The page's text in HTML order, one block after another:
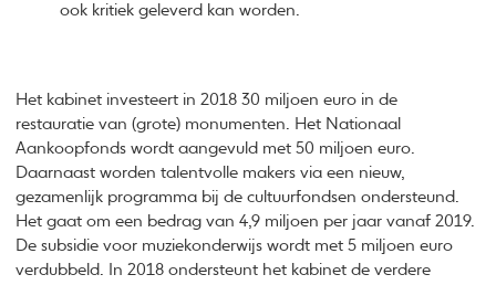
ook kritiek geleverd kan worden.
Het kabinet investeert in 2018 30 miljoen euro in de
restauratie van (grote) monumenten. Het Nationaal
Aankoopfonds wordt aangevuld met 50 miljoen euro.
Daarnaast worden talentvolle makers via een nieuw,
gezamenlijk programma bij de cultuurfondsen ondersteund.
Het gaat om een bedrag van 4,9 miljoen per jaar vanaf 2019.
De subsidie voor muziekonderwijs wordt met 5 miljoen euro
verdubbeld. In 2018 ondersteunt het kabinet de verdere